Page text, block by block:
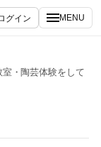
グイン MENU
・陶芸体験をして